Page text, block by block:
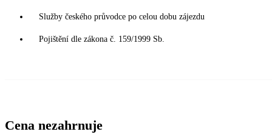
Služby českého průvodce po celou dobu zájezdu
Pojištění dle zákona č. 159/1999 Sb.
Cena nezahrnuje